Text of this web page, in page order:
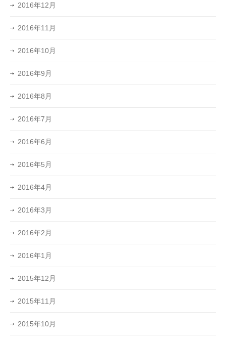
2016年12月
2016年11月
2016年10月
2016年9月
2016年8月
2016年7月
2016年6月
2016年5月
2016年4月
2016年3月
2016年2月
2016年1月
2015年12月
2015年11月
2015年10月